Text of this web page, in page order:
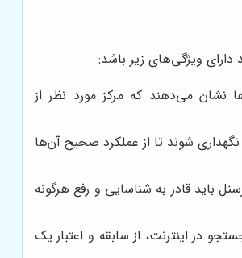
ویژگی‌های زیر باشد:
نشان می‌دهند که مرکز مورد نظر از
شوند تا از عملکرد صحیح آن‌ها
باید قادر به شناسایی و رفع هرگونه
در اینترنت، از سابقه و اعتبار یک